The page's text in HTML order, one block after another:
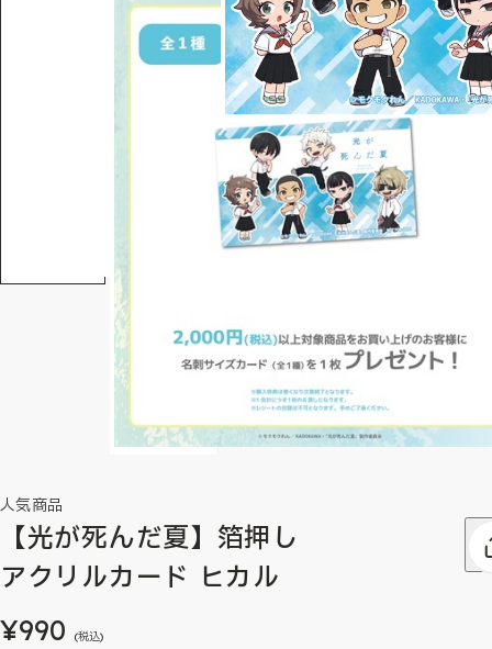
人気商品
【光が死んだ夏】箔押し
アクリルカード ヒカル
¥990 (税込)